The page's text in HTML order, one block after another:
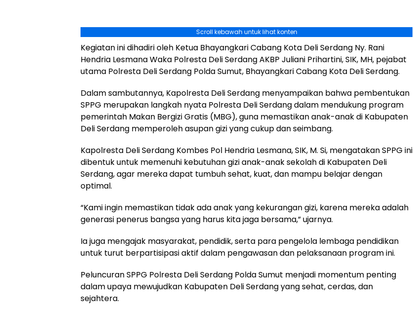
Scroll kebawah untuk lihat konten
Kegiatan ini dihadiri oleh Ketua Bhayangkari Cabang Kota Deli Serdang Ny. Rani
Hendria Lesmana Waka Polresta Deli Serdang AKBP Juliani Prihartini, SIK, MH, pejabat
utama Polresta Deli Serdang Polda Sumut, Bhayangkari Cabang Kota Deli Serdang.
Dalam sambutannya, Kapolresta Deli Serdang menyampaikan bahwa pembentukan
SPPG merupakan langkah nyata Polresta Deli Serdang dalam mendukung program
pemerintah Makan Bergizi Gratis (MBG), guna memastikan anak-anak di Kabupaten
Deli Serdang memperoleh asupan gizi yang cukup dan seimbang.
Kapolresta Deli Serdang Kombes Pol Hendria Lesmana, SIK, M. Si, mengatakan SPPG ini
dibentuk untuk memenuhi kebutuhan gizi anak-anak sekolah di Kabupaten Deli
Serdang, agar mereka dapat tumbuh sehat, kuat, dan mampu belajar dengan
optimal.
“Kami ingin memastikan tidak ada anak yang kekurangan gizi, karena mereka adalah
generasi penerus bangsa yang harus kita jaga bersama,” ujarnya.
Ia juga mengajak masyarakat, pendidik, serta para pengelola lembaga pendidikan
untuk turut berpartisipasi aktif dalam pengawasan dan pelaksanaan program ini.
Peluncuran SPPG Polresta Deli Serdang Polda Sumut menjadi momentum penting
dalam upaya mewujudkan Kabupaten Deli Serdang yang sehat, cerdas, dan
sejahtera.